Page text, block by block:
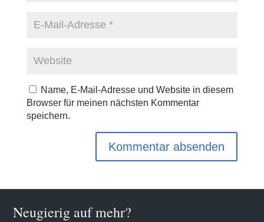
Name, E-Mail-Adresse und Website in diesem
Browser für meinen nächsten Kommentar
speichern.
Neugierig auf mehr?